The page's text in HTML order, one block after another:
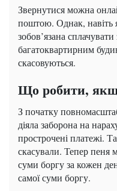
Звернутися можна
поштою. Однак,
зобов’язана
багатоквартирним
скасовуються.
Що робити,
З початку
діяла заборона на
прострочені платежі.
скасували. Тепер пеня
суми боргу за кожен
самої суми боргу.